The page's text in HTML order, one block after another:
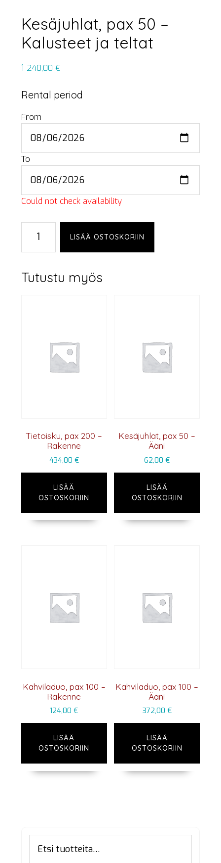
Kesäjuhlat, pax 50 –
Kalusteet ja teltat
1 240,00 €
Rental period
From
To
Could not check availability
50
Kalusteet
LISÄÄ OSTOSKORIIN
Tutustu myös
Tietoisku, pax 200 –
Rakenne
434,00 €
LISÄÄ
OSTOSKORIIN
Kesäjuhlat, pax 50 –
Ääni
62,00€
LISÄÄ
OSTOSKORIIN
Kahviladuo, pax 100 –
Rakenne
124,00€
LISÄÄ
OSTOSKORIIN
Kahviladuo, pax 100 –
Ääni
372,00 €
LISÄÄ
OSTOSKORIIN
Ensisijainen
sivupalkki